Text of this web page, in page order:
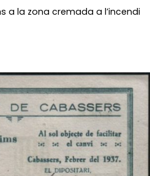
a la zona cremada a l’incendi